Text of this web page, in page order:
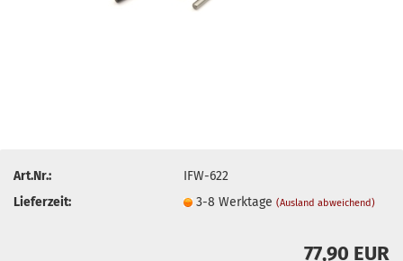
Art.Nr.:
IFW-622
Lieferzeit:
3-8 Werktage(Ausland abweichend)
77,90 EUR